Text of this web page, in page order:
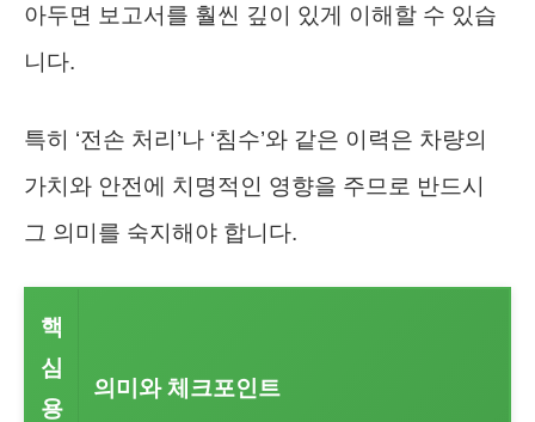
아두면 보고서를 훨씬 깊이 있게 이해할 수 있습
니다.
특히 ‘전손 처리’나 ‘침수’와 같은 이력은 차량의
가치와 안전에 치명적인 영향을 주므로 반드시
그 의미를 숙지해야 합니다.
핵
심
용
의미와 체크포인트